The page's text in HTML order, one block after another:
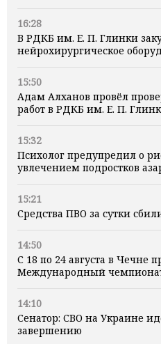
16:28
В РДКБ им. Е. П. Глинки
нейрохирургическое
15:50
Адам Алханов провёл
работ в РДКБ им. Е. П.
15:32
Психолог предупредил о
увлечением подростков
15:21
Средства ПВО за сутки
14:50
С 18 по 24 августа в Чечне
Международный чемпионат
14:10
Сенатор: СВО на Украине
завершению